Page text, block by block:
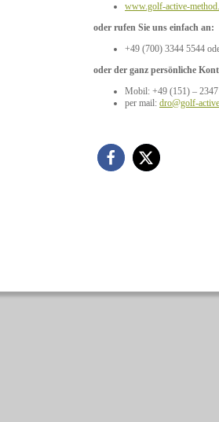
www.golf-active-
oder rufen Sie uns einfach an:
+49 (700) 3344 5544
oder der ganz persönliche
Mobil: +49 (151) –
per mail: dro@golf-